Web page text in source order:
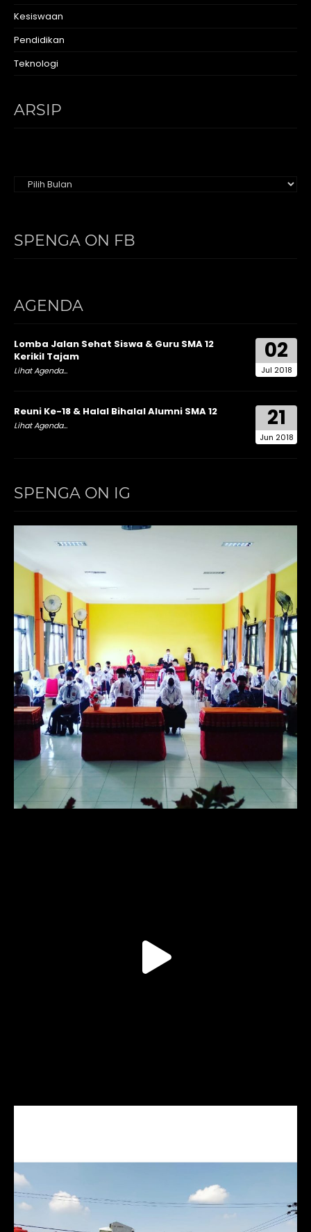
Kesiswaan
Pendidikan
Teknologi
ARSIP
SPENGA ON FB
AGENDA
02
Jul 2018
Lomba Jalan Sehat Siswa & Guru SMA 12
Kerikil Tajam
Lihat Agenda...
21
Jun 2018
Reuni Ke-18 & Halal Bihalal Alumni SMA 12
Lihat Agenda...
SPENGA ON IG